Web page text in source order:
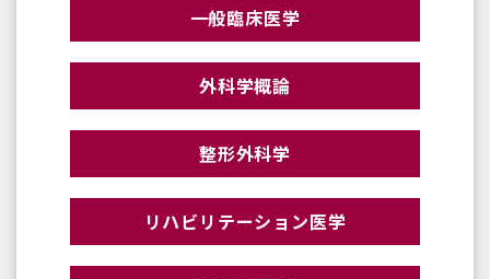
一般臨床医学
外科学概論
整形外科学
リハビリテーション医学